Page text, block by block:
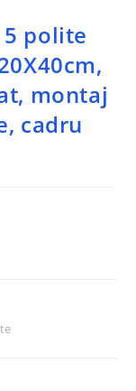
5 polite
montaj
cadru